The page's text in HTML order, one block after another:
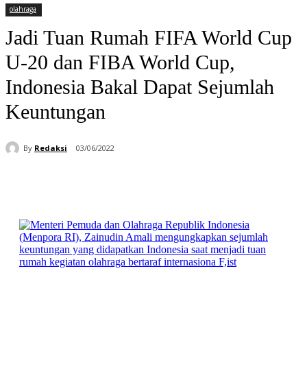
olahraga
Jadi Tuan Rumah FIFA World Cup
U-20 dan FIBA World Cup,
Indonesia Bakal Dapat Sejumlah
Keuntungan
By Redaksi 03/06/2022